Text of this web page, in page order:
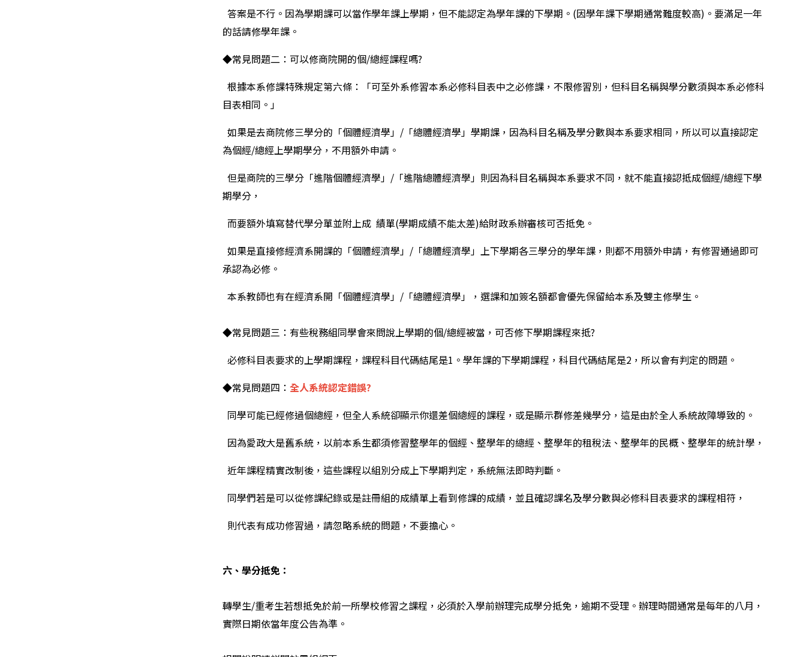
答案是不行。因為學期課可以當作學年課上學期，但不能認定為學年課的下學期。(因學年課下學期通常難度較高)。要滿足一年
的話請修學年課。
◆常見問題二：可以修商院開的個/總經課程嗎?
根據本系修課特殊規定第六條：「可至外系修習本系必修科目表中之必修課，不限修習別，但科目名稱與學分數須與本系必修科
目表相同。」
如果是去商院修三學分的「個體經濟學」/「總體經濟學」學期課，因為科目名稱及學分數與本系要求相同，所以可以直接認定
為個經/總經上學期學分，不用額外申請。
但是商院的三學分「進階個體經濟學」/「進階總體經濟學」則因為科目名稱與本系要求不同，就不能直接認抵成個經/總經下學
期學分，
而要額外填寫替代學分單並附上成 績單(學期成績不能太差)給財政系辦審核可否抵免。
如果是直接修經濟系開課的「個體經濟學」/「總體經濟學」上下學期各三學分的學年課，則都不用額外申請，有修習通過即可
承認為必修。
本系教師也有在經濟系開「個體經濟學」/「總體經濟學」，選課和加簽名額都會優先保留給本系及雙主修學生。
◆常見問題三：有些稅務組同學會來問說上學期的個/總經被當，可否修下學期課程來抵?
必修科目表要求的上學期課程，課程科目代碼結尾是1。學年課的下學期課程，科目代碼結尾是2，所以會有判定的問題。
◆常見問題四：全人系統認定錯誤?
同學可能已經修過個總經，但全人系統卻顯示你還差個總經的課程，或是顯示群修差幾學分，這是由於全人系統故障導致的。
因為愛政大是舊系統，以前本系生都須修習整學年的個經、整學年的總經、整學年的租稅法、整學年的民概、整學年的統計學，
近年課程精實改制後，這些課程以組別分成上下學期判定，系統無法即時判斷。
同學們若是可以從修課紀錄或是註冊組的成績單上看到修課的成績，並且確認課名及學分數與必修科目表要求的課程相符，
則代表有成功修習過，請忽略系統的問題，不要擔心。
六、學分抵免：
轉學生/重考生若想抵免於前一所學校修習之課程，必須於入學前辦理完成學分抵免，逾期不受理。辦理時間通常是每年的八月，
實際日期依當年度公告為準。